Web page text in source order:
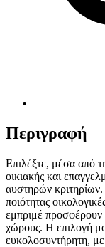
Περιγραφή
Επιλέξτε, μέσα από
οικιακής και
αυστηρών
ποιότητας
εμπριμέ προσφέρουν
χώρους. Η επιλογή
ευκολοσυντήρητη,